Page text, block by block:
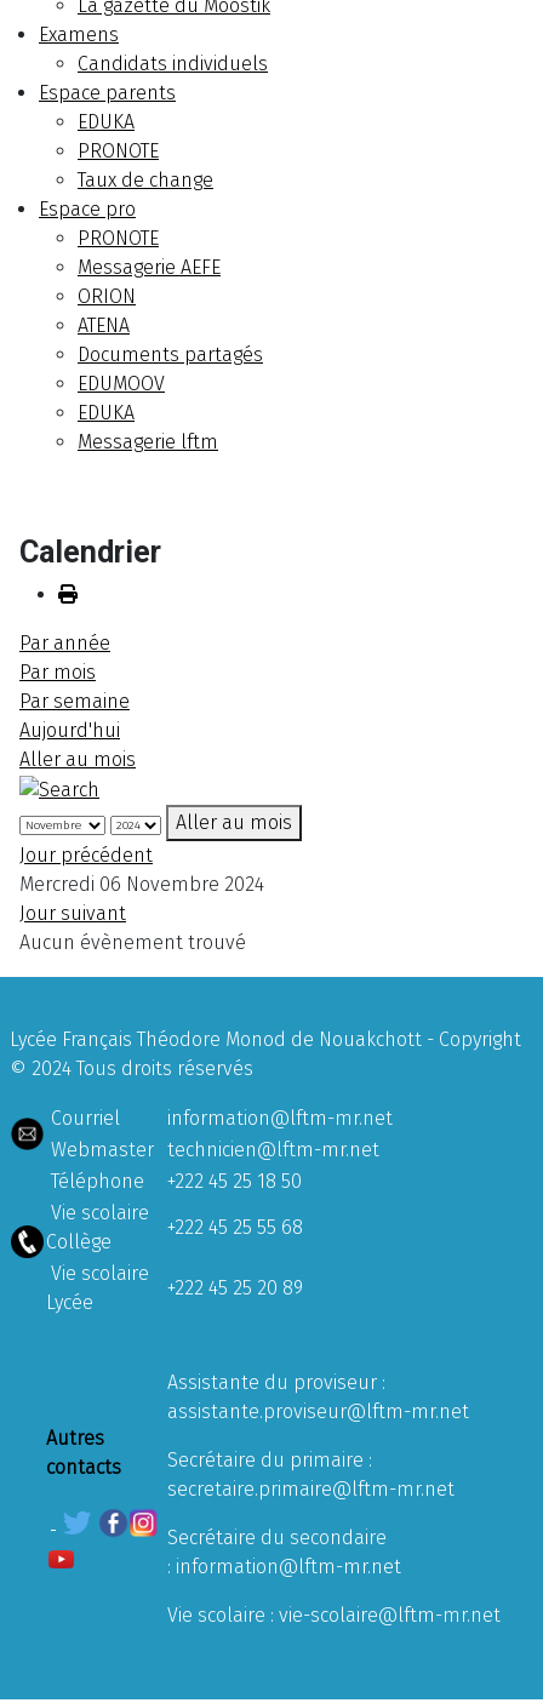
La gazette du Moostik
Examens
Candidats individuels
Espace parents
EDUKA
PRONOTE
Taux de change
Espace pro
PRONOTE
Messagerie AEFE
ORION
ATENA
Documents partagés
EDUMOOV
EDUKA
Messagerie lftm
Calendrier
Par année
Par mois
Par semaine
Aujourd'hui
Aller au mois
Aller au mois
Jour précédent
Mercredi 06 Novembre 2024
Jour suivant
Aucun évènement trouvé
Lycée Français Théodore Monod de Nouakchott - Copyright
© 2024 Tous droits réservés
Courriel
information@lftm-mr.net
Webmaster technicien@lftm-mr.net
Téléphone
+222 45 25 18 50
Vie scolaire
Collège
+222 45 25 55 68
Vie scolaire
Lycée
+222 45 25 20 89
Autres
contacts
Assistante du proviseur :
assistante.proviseur@lftm-mr.net
Secrétaire du primaire :
secretaire.primaire@lftm-mr.net
Secrétaire du secondaire
: information@lftm-mr.net
Vie scolaire : vie-scolaire@lftm-mr.net